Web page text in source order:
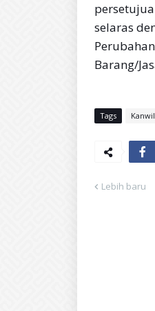
selaras
Barang/
Tags
Lebih baru